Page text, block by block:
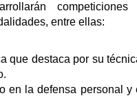
competiciones
entre ellas:
que destaca por su
en la defensa personal y